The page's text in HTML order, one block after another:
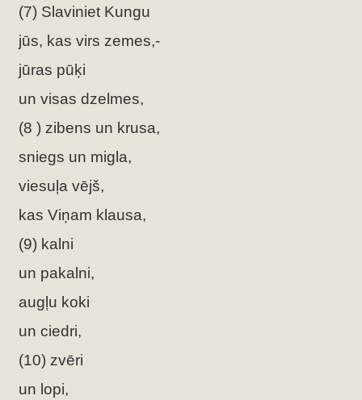
(7) Slaviniet Kungu
jūs, kas virs zemes,-
jūras pūķi
un visas dzelmes,
(8 ) zibens un krusa,
sniegs un migla,
viesuļa vējš,
kas Viņam klausa,
(9) kalni
un pakalni,
augļu koki
un ciedri,
(10) zvēri
un lopi,